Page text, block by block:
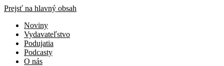
Prejsť na hlavný obsah
Noviny
Vydavateľstvo
Podujatia
Podcasty
O nás